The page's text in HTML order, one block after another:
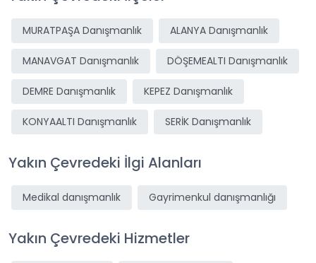
MURATPAŞA Danışmanlık ALANYA Danışmanlık
MANAVGAT Danışmanlık DÖŞEMEALTI Danışmanlık
DEMRE Danışmanlık KEPEZ Danışmanlık
KONYAALTI Danışmanlık SERİK Danışmanlık
Yakın Çevredeki İlgi Alanları
Medikal danışmanlık Gayrimenkul danışmanlığı
Yakın Çevredeki Hizmetler